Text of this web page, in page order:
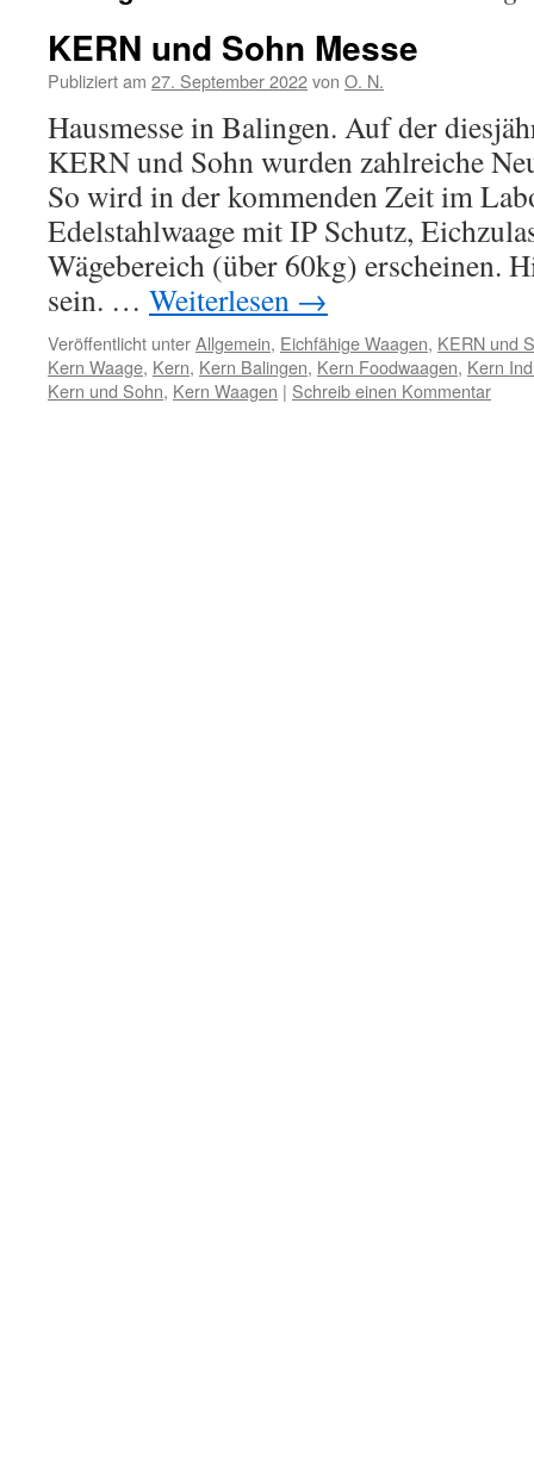
KERN und Sohn Messe
Publiziert am 27. September 2022von O. N.
Hausmesse in Balingen. Auf der
KERN und Sohn wurden zahlreiche
So wird in der kommenden Zeit im
Edelstahlwaage mit IP Schutz,
Wägebereich (über 60kg) erscheinen.
sein. … Weiterlesen →
Veröffentlicht unterAllgemein, Eichfähige Waagen, KERN und
Kern Waage, Kern, Kern Balingen, Kern Foodwaagen, Kern
Kern und Sohn, Kern Waagen | Schreib einen Kommentar